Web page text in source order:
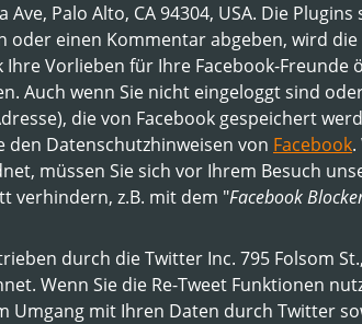
Palo Alto, CA 94304, USA. Die
oder einen Kommentar abgeben, wird
Vorlieben für Ihre Facebook-Freunde
Auch wenn Sie nicht eingeloggt sind
die von Facebook gespeichert
den Datenschutzhinweisen von Facebook
müssen Sie sich vor Ihrem Besuch
verhindern, z.B. mit dem "Facebook
durch die Twitter Inc. 795 Folsom
Wenn Sie die Re-Tweet Funktionen
mit Ihren Daten durch Twitter